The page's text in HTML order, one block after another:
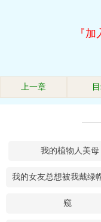
『
上一章
我的植物人美母
窥